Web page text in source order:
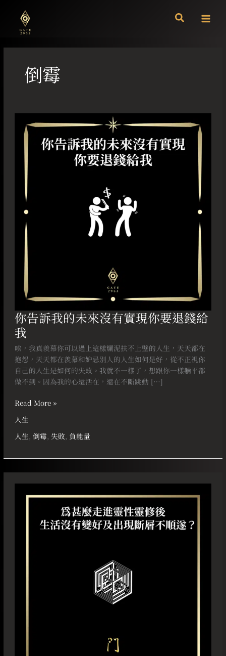
內
倒霉
你告訴我的未來沒有實現你要退錢給
我
唉，我真羨慕你可以過上這樣爛泥扶不上壁的人生，天天都在
抱怨，天天都在羨慕和妒忌別人的人生如何是好，從不正視你
自己的人生是如何的失敗。我就不一樣了，想跟你一樣躺平都
做不到。因為我的心還活在，還在不斷跳動 […]
Read More »
人生
人生 ,倒霉, 失敗, 負能量